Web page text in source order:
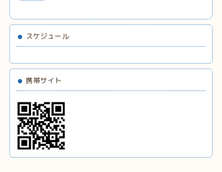
スケジュール
携帯サイト